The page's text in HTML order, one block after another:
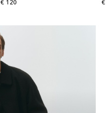
€ 120
original price €